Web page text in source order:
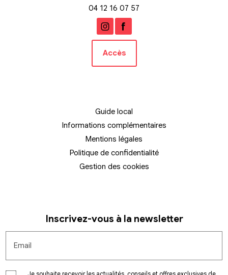
04 12 16 07 57
Accès
Guide local
Informations complémentaires
Mentions légales
Politique de confidentialité
Gestion des cookies
Inscrivez-vous à la newsletter
Email